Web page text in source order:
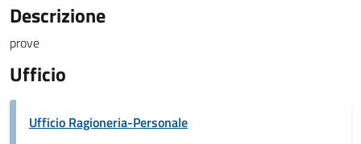
Descrizione
prove
Ufficio
Ufficio Ragioneria-Personale